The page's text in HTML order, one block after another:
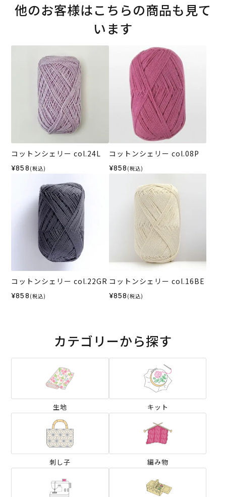
他のお客様はこちらの商品も見て
います
コットンシェリー col.24L
¥858 (税込)
コットンシェリー col.08P
¥858 (税込)
コットンシェリー col.22GR
¥858 (税込)
コットンシェリー col.16BE
¥858 (税込)
カテゴリーから探す
生地 キット
刺し子 編み物